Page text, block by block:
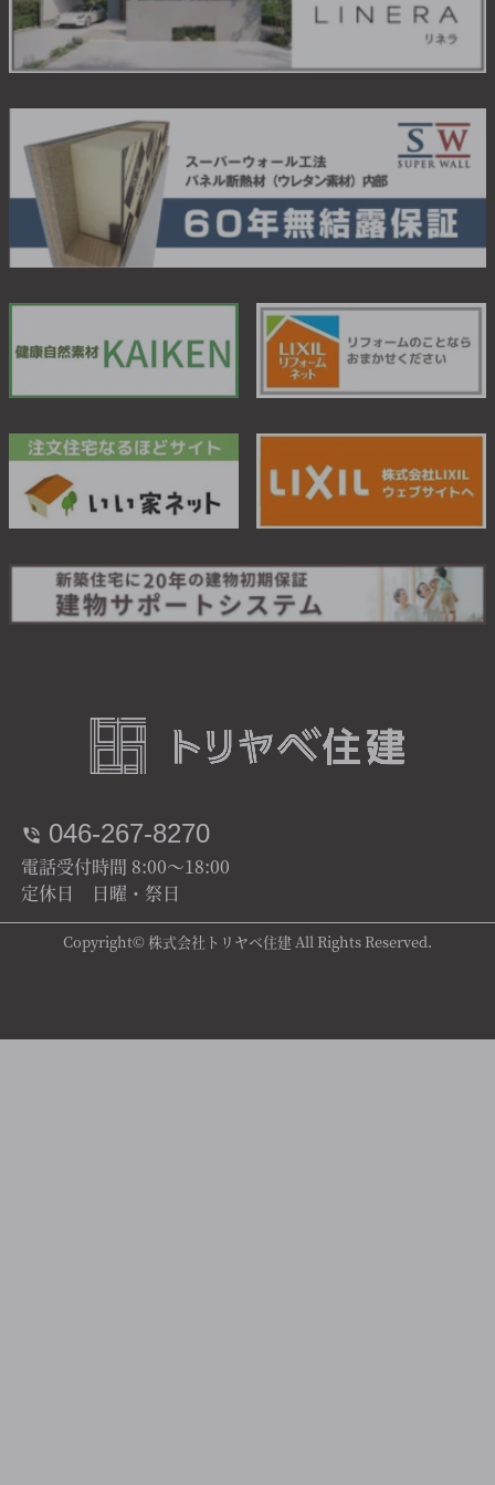
046-267-8270
電話受付時間 8:00～18:00
定休日 日曜・祭日
Copyright© 株式会社トリヤベ住建 All Rights Reserved.